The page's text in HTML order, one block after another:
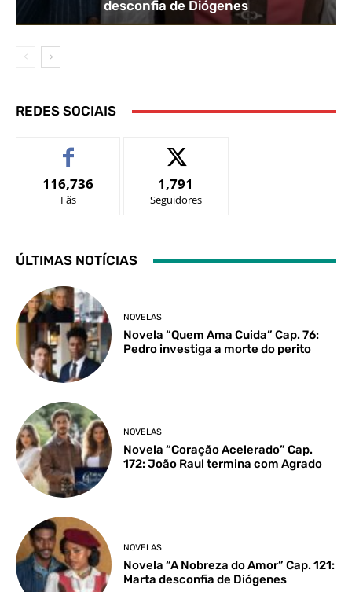
desconfia de Diógenes
REDES SOCIAIS
116,736
Fãs
1,791
Seguidores
ÚLTIMAS NOTÍCIAS
NOVELAS
Novela “Quem Ama Cuida” Cap. 76:
Pedro investiga a morte do perito
NOVELAS
Novela “Coração Acelerado” Cap.
172: João Raul termina com Agrado
NOVELAS
Novela “A Nobreza do Amor” Cap. 121:
Marta desconfia de Diógenes